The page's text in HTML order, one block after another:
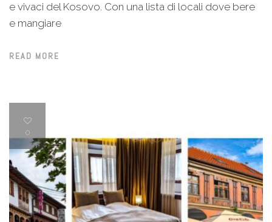
e vivaci del Kosovo. Con una lista di locali dove bere
e mangiare
READ MORE
0